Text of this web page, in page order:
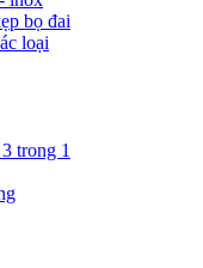
bọ đai
loại
trong 1